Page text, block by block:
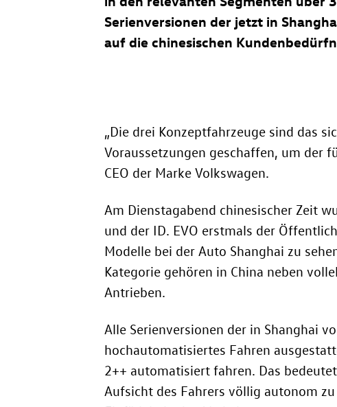
Serienversionen der jetzt in
auf die chinesischen
„Die drei Konzeptfahrzeuge sind das
Voraussetzungen geschaffen, um der
CEO der Marke Volkswagen.
Am Dienstagabend chinesischer Zeit
und der ID. EVO erstmals der
Modelle bei der Auto Shanghai zu
Kategorie gehören in China neben
Antrieben.
Alle Serienversionen der in Shanghai
hochautomatisiertes Fahren
2++ automatisiert fahren. Das
Aufsicht des Fahrers völlig autonom